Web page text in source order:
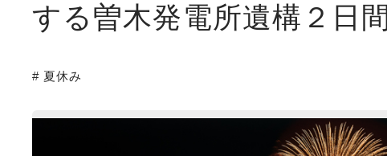
する曽木発電所遺構２日間
# 夏休み